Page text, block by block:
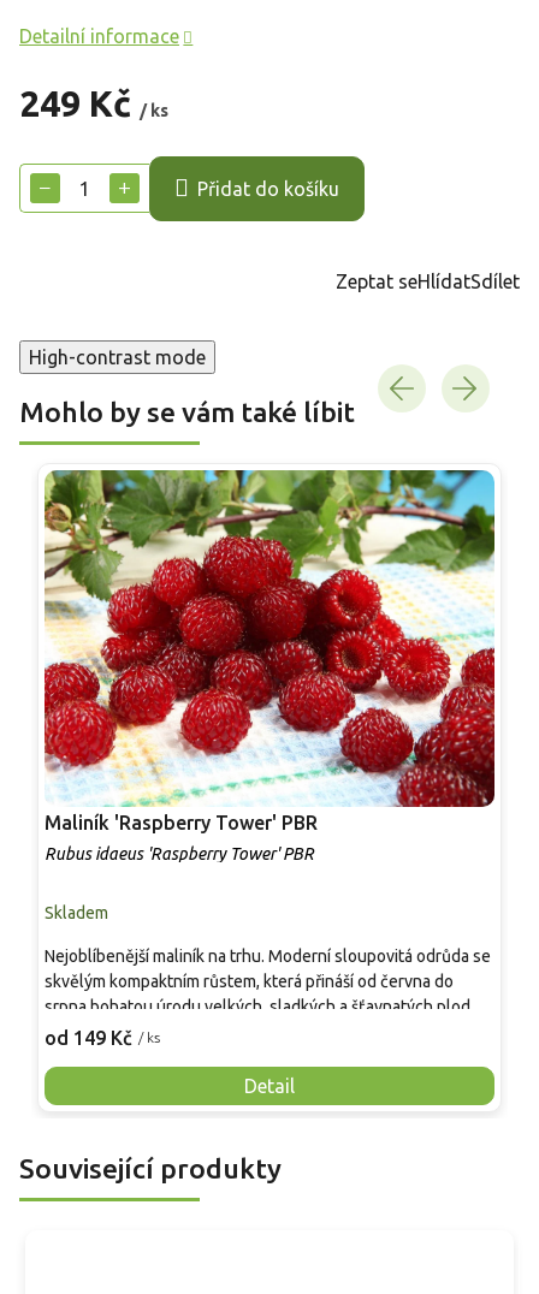
249 Kč / ks
cena:
+
− Přidat do košíku
Detailní informace
Zeptat seHlídatSdílet
High-contrast mode
Mohlo by se vám také líbit
Maliník 'Raspberry Tower' PBR
Rubus idaeus 'Raspberry Tower' PBR
Skladem
od 149 Kč / ks
Detail
Nejoblíbenější maliník na trhu. Moderní sloupovitá odrůda se
skvělým kompaktním růstem, která přináší od června do
srpna bohatou úrodu velkých, sladkých a šťavnatých plodů.
Pevné vzpřímené výhony tvoří elegantní habitus bez
Mrazuvzdornost do −25 °C a spolehlivá vitalita z něj dělají
skvělou volbu pro každého pěstitele.
Související produkty